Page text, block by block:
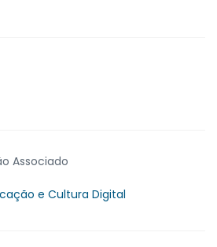
Associado
e Cultura Digital